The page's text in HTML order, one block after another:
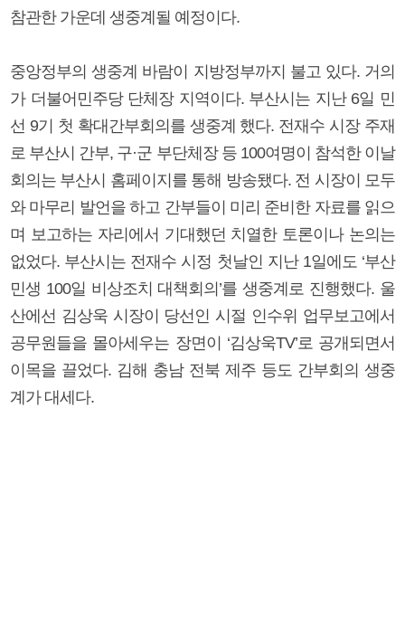
참관한 가운데 생중계될 예정이다.
중앙정부의 생중계 바람이 지방정부까지 불고 있다. 거의
가 더불어민주당 단체장 지역이다. 부산시는 지난 6일 민
선 9기 첫 확대간부회의를 생중계 했다. 전재수 시장 주재
로 부산시 간부, 구·군 부단체장 등 100여명이 참석한 이날
회의는 부산시 홈페이지를 통해 방송됐다. 전 시장이 모두
와 마무리 발언을 하고 간부들이 미리 준비한 자료를 읽으
며 보고하는 자리에서 기대했던 치열한 토론이나 논의는
없었다. 부산시는 전재수 시정 첫날인 지난 1일에도 ‘부산
민생 100일 비상조치 대책회의’를 생중계로 진행했다. 울
산에선 김상욱 시장이 당선인 시절 인수위 업무보고에서
공무원들을 몰아세우는 장면이 ‘김상욱TV’로 공개되면서
이목을 끌었다. 김해 충남 전북 제주 등도 간부회의 생중
계가 대세다.